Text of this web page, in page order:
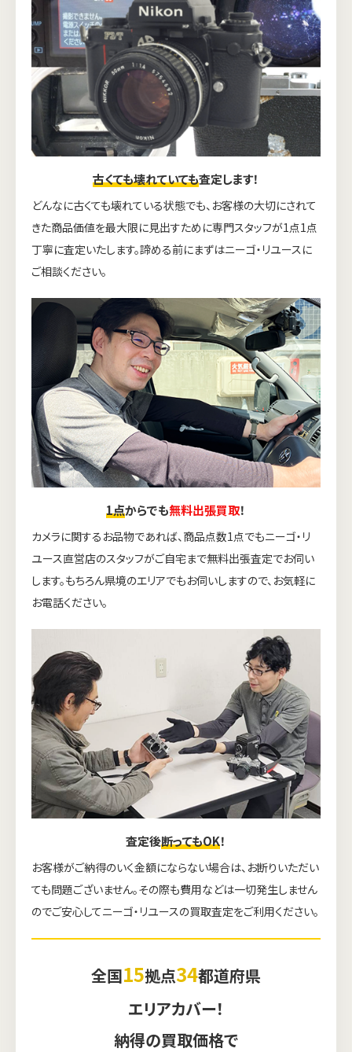
古くても壊れていても査定します！
どんなに古くても壊れている状態でも、お客様の大切にされて
きた商品価値を最大限に見出すために専門スタッフが1点1点
丁寧に査定いたします。諦める前にまずはニーゴ・リユースに
ご相談ください。
1点からでも無料出張買取！
カメラに関するお品物であれば、商品点数1点でもニーゴ・リ
ユース直営店のスタッフがご自宅まで無料出張査定でお伺い
します。もちろん県境のエリアでもお伺いしますので、お気軽に
お電話ください。
査定後断ってもOK！
お客様がご納得のいく金額にならない場合は、お断りいただい
ても問題ございません。その際も費用などは一切発生しません
のでご安心してニーゴ・リユースの買取査定をご利用ください。
全国15拠点34都道府県
エリアカバー！
納得の買取価格で